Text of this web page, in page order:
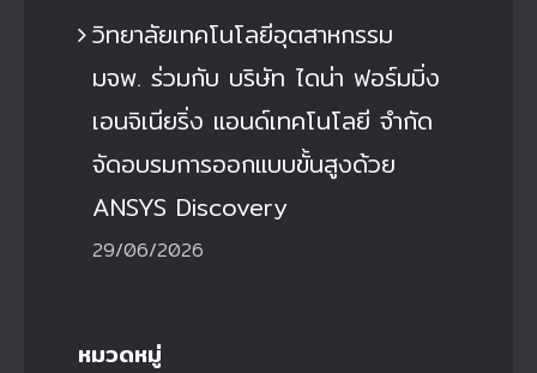
วิทยาลัยเทคโนโลยีอุตสาหกรรม
มจพ. ร่วมกับ บริษัท ไดน่า ฟอร์มมิ่ง
เอนจิเนียริ่ง แอนด์เทคโนโลยี จำกัด
จัดอบรมการออกแบบขั้นสูงด้วย
ANSYS Discovery
29/06/2026
หมวดหมู่